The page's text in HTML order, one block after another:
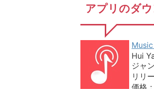
アプリのダ
Hui
ジャ
リリ
価格